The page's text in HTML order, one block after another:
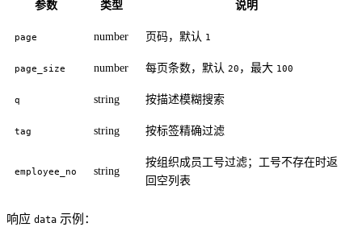
参数 类型 说明
page number 页码，默认 1
page_size number 每页条数，默认20 ，最大 100
q string 按描述模糊搜索
tag string 按标签精确过滤
employee_no string
按组织成员工号过滤；工号不存在时返
回空列表
响应 data 示例：